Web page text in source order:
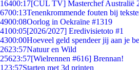
16400:17[CUL TV] Masterchef Australië
6700:13Tenenkrommende fouten bij
4900:08Oorlog in Oekraïne #1319
4100:05[2026/2027] Eredivisietoto #1
4300:00Hoeveel geld spendeer jij aan je
2623:57Natuur en Wild
25623:57[Wielrennen #616] Brennan!
1 23:57Starten met 3d printen